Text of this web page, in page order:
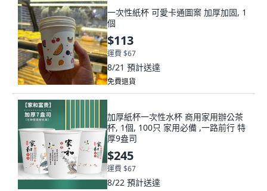
一次性紙杯 可愛卡通圖案 加厚加固, 1
個
$113
運費 $67
8/21 預計送達
免費退貨
加厚紙杯一次性水杯 商用家用辦公茶
杯, 1個, 100只 家用必備 ,一路前行 特
厚9盎司
$245
運費 $67
8/22 預計送達